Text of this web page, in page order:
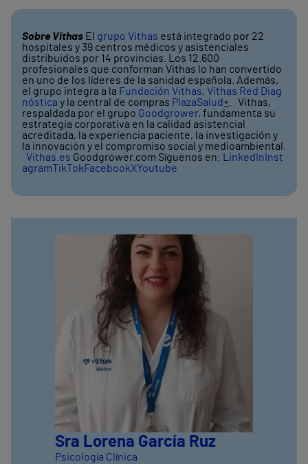
Sobre Vithas El grupo Vithas está integrado por 22
hospitales y 39 centros médicos y asistenciales
distribuidos por 14 provincias. Los 12.600
profesionales que conforman Vithas lo han convertido
en uno de los líderes de la sanidad española. Además,
el grupo integra a la Fundación Vithas, Vithas Red Diag
nóstica y la central de compras PlazaSalud+ . Vithas,
respaldada por el grupo Goodgrower, fundamenta su
estrategia corporativa en la calidad asistencial
acreditada, la experiencia paciente, la investigación y
la innovación y el compromiso social y medioambiental.
Vithas.es Goodgrower.com Síguenos en: LinkedIn Inst
agramTikTokFacebookXYoutube
Sra Lorena García Ruz
Psicología Clínica